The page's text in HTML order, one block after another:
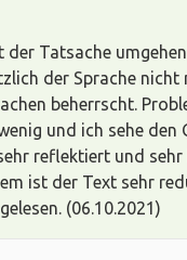
Tatsache
der Sprache
beherrscht.
und ich sehe
reflektiert und
ist der Text sehr
(06.10.2021)